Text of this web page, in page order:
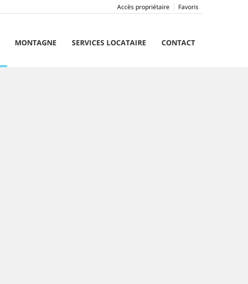
Favoris
Accès propriétaire
MONTAGNE SERVICES LOCATAIRE CONTACT